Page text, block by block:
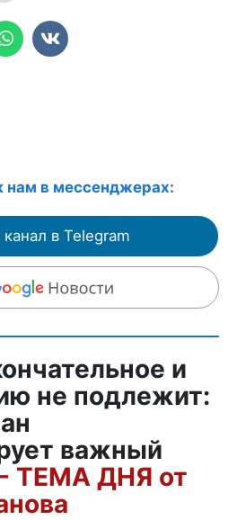
нам в мессенджерах:
в Telegram
и
не подлежит:
важный
- ТЕМА ДНЯ от